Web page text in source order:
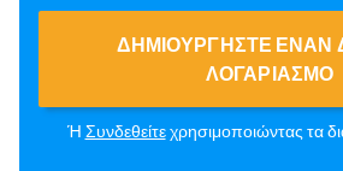
ΔΗΜΙΟΥΡΓΉΣΤΕ ΈΝΑΝ
ΛΟΓΑΡΙΑΣΜΌ
Ή Συνδεθείτεχρησιμοποιώντας τα